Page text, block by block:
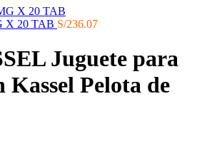
X 20 TAB S/236.07
Juguete para
Pelota de